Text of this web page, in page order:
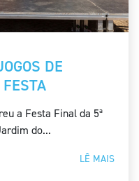
DE
a Festa Final da 5ª
do...
LÊ MAIS